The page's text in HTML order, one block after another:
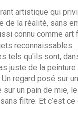
artistique qui
de la réalité, sans
connu comme art
reconnaissables
tels qu'ils sont,
juste de la
regard posé sur
un pain de mie,
filtre. Et c’est